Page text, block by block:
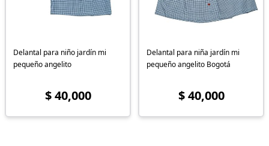
Delantal para niño jardín mi
pequeño angelito
$ 40,000
Delantal para niña jardín mi
pequeño angelito Bogotá
$ 40,000